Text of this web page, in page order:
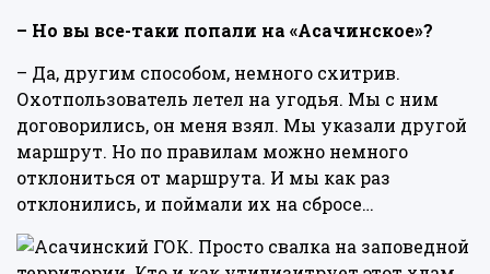
– Но вы все-таки попали на «Асачинское»?
– Да, другим способом, немного схитрив.
Охотпользователь летел на угодья. Мы с ним
договорились, он меня взял. Мы указали другой
маршрут. Но по правилам можно немного
отклониться от маршрута. И мы как раз
отклонились, и поймали их на сбросе…